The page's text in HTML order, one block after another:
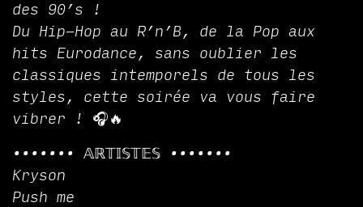
des 90’s !
Du Hip-Hop au R’n’B, de la Pop aux
hits Eurodance, sans oublier les
classiques intemporels de tous les
styles, cette soirée va vous faire
vibrer ! 🎧🔥
••••••• 𝔸ℝ𝕋𝕀𝕊𝕋𝔼𝕊 •••••••
Kryson
Push me